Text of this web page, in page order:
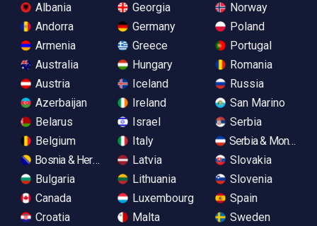
Albania
Andorra
Armenia
Australia
Austria
Azerbaijan
Belarus
Belgium
Bosnia & Herzegovina
Bulgaria
Canada
Croatia
Georgia
Germany
Greece
Hungary
Iceland
Ireland
Israel
Italy
Latvia
Lithuania
Luxembourg
Malta
Norway
Poland
Portugal
Romania
Russia
San Marino
Serbia
Serbia &
Slovakia
Slovenia
Spain
Sweden